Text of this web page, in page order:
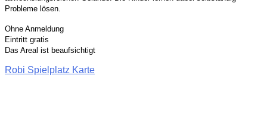
Probleme lösen.
Ohne Anmeldung
Eintritt gratis
Das Areal ist beaufsichtigt
Robi Spielplatz Karte